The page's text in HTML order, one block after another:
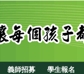
義師招募 學生報名